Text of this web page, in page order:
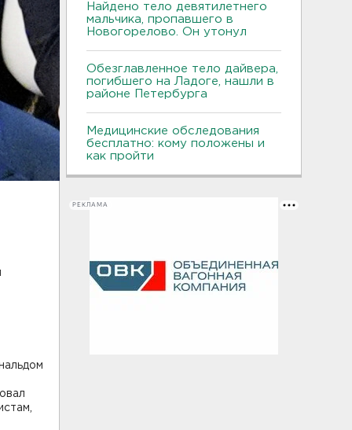
Найдено тело девятилетнего
мальчика, пропавшего в
Новогорелово. Он утонул
Обезглавленное тело дайвера,
погибшего на Ладоге, нашли в
районе Петербурга
Медицинские обследования
бесплатно: кому положены и
как пройти
РЕКЛАМА